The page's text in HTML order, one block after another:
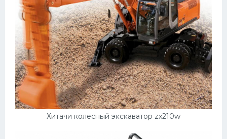
Хитачи колесный экскаватор zx210w